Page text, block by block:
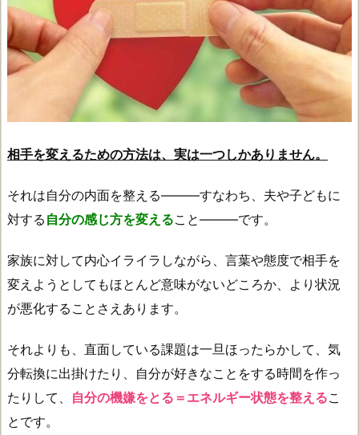
相手を変えるための方法は、実は一つしかありません。
それは自分の内面を整える―――すなわち、夫や子どもに
対する 自分の感じ方を変えること―――です。
家族に対して内心イライラしながら、言葉や態度で相手を
変えようとしてもほとんど意味がないどころか、より状況
が悪化することさえあります。
それよりも、直面している課題は一旦ほったらかして、気
分転換に出掛けたり、自分が好きなことをする時間を作っ
たりして、 自分の機嫌をとる＝エネルギー状態を整えるこ
とです。